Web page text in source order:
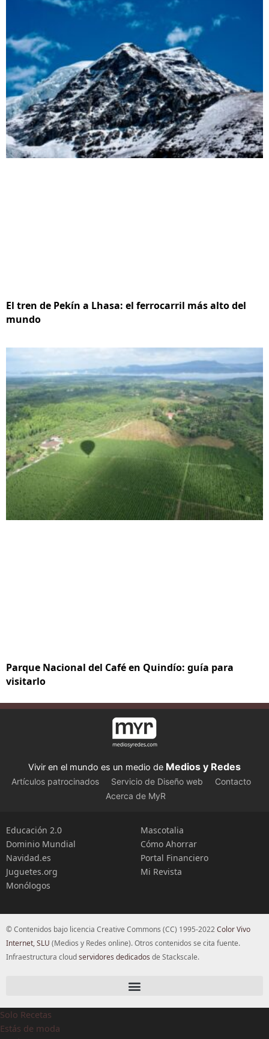
El tren de Pekín a Lhasa: el ferrocarril más alto del
mundo
Parque Nacional del Café en Quindío: guía para
visitarlo
Vivir en el mundo es un medio de Medios y Redes
Artículos patrocinados Servicio de Diseño web
Contacto
Acerca de MyR
Educación 2.0
Dominio Mundial
Navidad.es
Juguetes.org
Monólogos
Mascotalia
Cómo Ahorrar
Portal Financiero
Mi Revista
© Contenidos bajo licencia Creative Commons (CC) 1995-2022Color Vivo
Internet, SLU (Medios y Redes online). Otros contenidos se cita fuente.
Infraestructura cloudservidores dedicados de Stackscale.
Solo Recetas
Estás de moda